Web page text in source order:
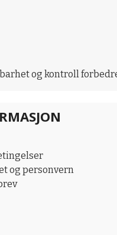
og kontroll
og personvern